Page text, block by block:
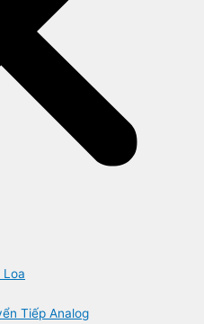
Loa
Tiếp Analog